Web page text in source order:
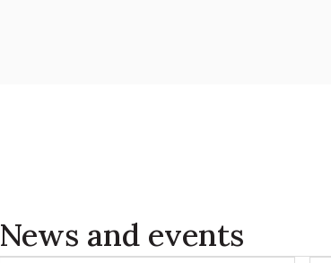
News and events